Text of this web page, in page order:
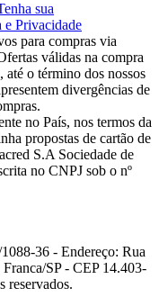
sua
e Privacidade
para compras via
válidas na compra
até o término dos nossos
divergências de
no País, nos termos da
propostas de cartão de
S.A Sociedade de
no CNPJ sob o nº
36 - Endereço: Rua
SP - CEP 14.403-
reservados.